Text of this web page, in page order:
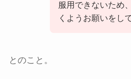
服用できないため
くようお願いをし
とのこと。